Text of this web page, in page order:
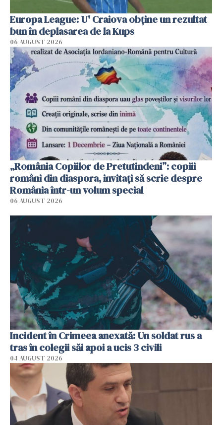
Europa League: U' Craiova obține un rezultat
bun în deplasarea de la Kups
06 AUGUST 2026
„România Copiilor de Pretutindeni”: copiii
români din diaspora, invitați să scrie despre
România într-un volum special
06 AUGUST 2026
Incident în Crimeea anexată: Un soldat rus a
tras în colegii săi apoi a ucis 3 civili
04 AUGUST 2026